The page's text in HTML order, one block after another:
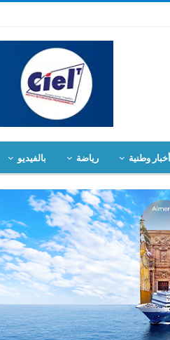
أخبار وطنية رياضة بالفيديو